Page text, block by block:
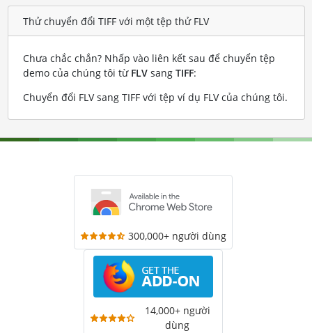
Thử chuyển đổi TIFF với một tệp thử FLV
Chưa chắc chắn? Nhấp vào liên kết sau để chuyển tệp
demo của chúng tôi từ FLVsang TIFF:
Chuyển đổi FLV sang TIFF với tệp ví dụ FLV của chúng tôi.
300,000+ người dùng
14,000+ người
dùng